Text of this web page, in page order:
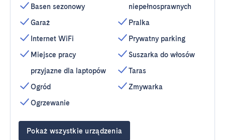
Basen sezonowy
Garaż
Internet WiFi
Miejsce pracy
przyjazne dla laptopów
Ogród
Ogrzewanie
niepełnosprawnych
Pralka
Prywatny parking
Suszarka do włosów
Taras
Zmywarka
Pokaż wszystkie urządzenia